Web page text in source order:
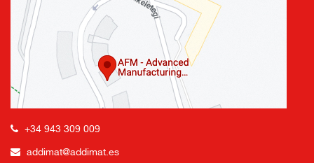
+34 943 309 009
addimat@addimat.es